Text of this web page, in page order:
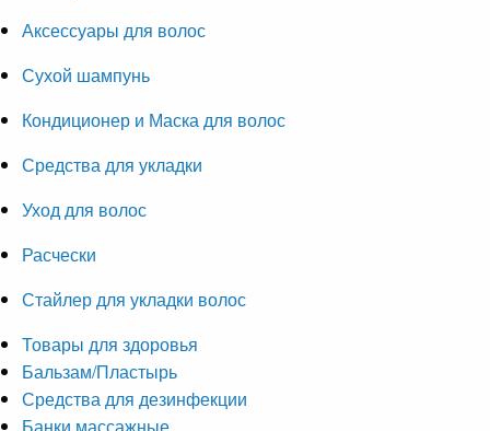
Аксессуары для волос
Сухой шампунь
Кондиционер и Маска для волос
Средства для укладки
Уход для волос
Расчески
Стайлер для укладки волос
Товары для здоровья
Бальзам/Пластырь
Средства для дезинфекции